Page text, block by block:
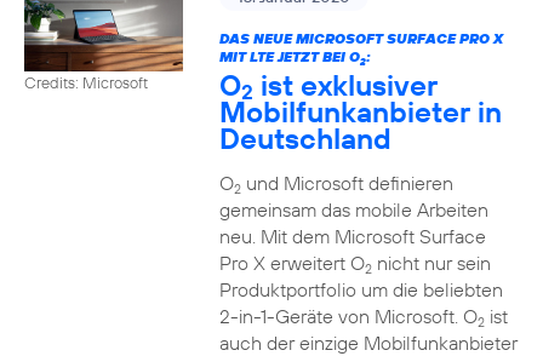
Credits: Microsoft
DAS NEUE MICROSOFT SURFACE PRO X
MIT LTE JETZT BEI O2:
O2 ist exklusiver
Mobilfunkanbieter in
Deutschland
O2und Microsoft definieren
gemeinsam das mobile Arbeiten
neu. Mit dem Microsoft Surface
Pro X erweitert O2nicht nur sein
Produktportfolio um die beliebten
2-in-1-Geräte von Microsoft. O2ist
auch der einzige Mobilfunkanbieter